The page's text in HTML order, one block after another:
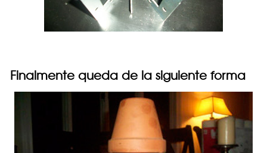
Finalmente queda de la siguiente forma